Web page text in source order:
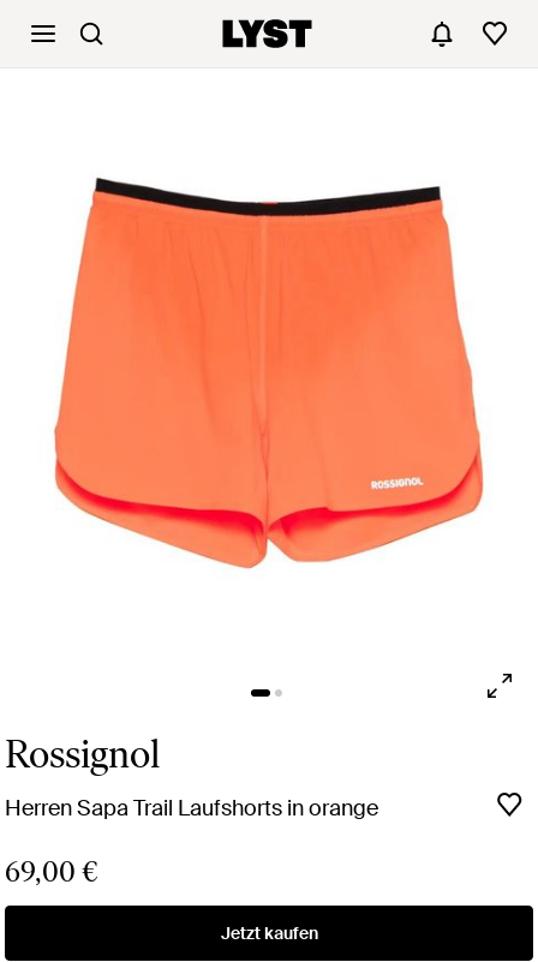
Rossignol
Herren Sapa Trail Laufshorts in orange
69,00 €
Jetzt kaufen